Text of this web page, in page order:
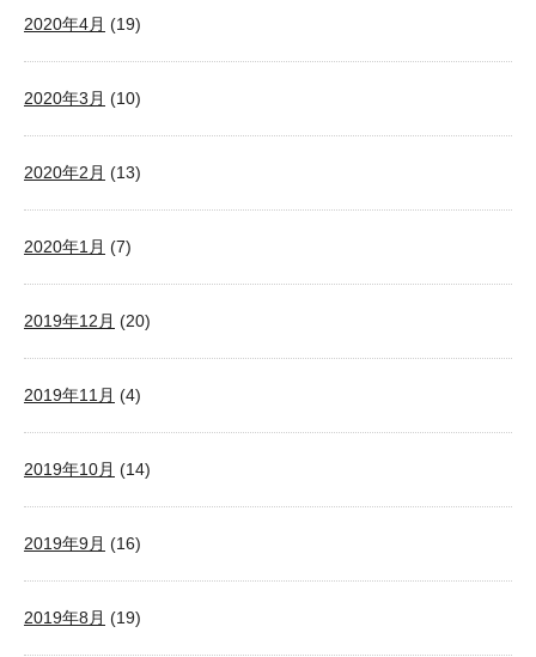
2020年4月 (19)
2020年3月 (10)
2020年2月 (13)
2020年1月 (7)
2019年12月 (20)
2019年11月 (4)
2019年10月 (14)
2019年9月 (16)
2019年8月 (19)